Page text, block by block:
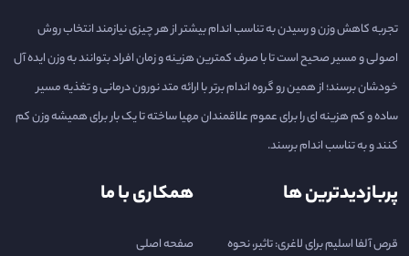
تجربه کاهش وزن و رسیدن به تناسب اندام بیشتر از هر چیزی نیازمند انتخاب روش
اصولی و مسیر صحیح است تا با صرف کمترین هزینه و زمان افراد بتوانند به وزن ایده آل
خودشان برسند؛ از همین رو گروه اندام برتر با ارائه متد نورون درمانی و تغذیه مسیر
ساده و کم هزینه ای را برای عموم علاقمندان مهیا ساخته تا یک بار برای همیشه وزن کم
کنند و به تناسب اندام برسند.
پربازدیدترین ها
قرص آلفا اسلیم برای لاغری: تاثیر، نحوه
همکاری با ما
صفحه اصلی